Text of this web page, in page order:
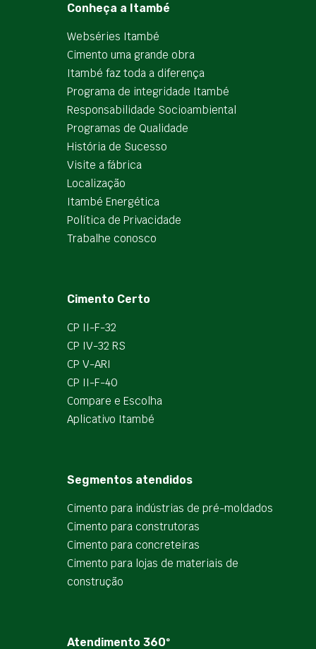
Conheça a Itambé
Webséries Itambé
Cimento uma grande obra
Itambé faz toda a diferença
Programa de integridade Itambé
Responsabilidade Socioambiental
Programas de Qualidade
História de Sucesso
Visite a fábrica
Localização
Itambé Energética
Política de Privacidade
Trabalhe conosco
Cimento Certo
CP II-F-32
CP IV-32 RS
CP V-ARI
CP II-F-40
Compare e Escolha
Aplicativo Itambé
Segmentos atendidos
Cimento para indústrias de pré-moldados
Cimento para construtoras
Cimento para concreteiras
Cimento para lojas de materiais de
construção
Atendimento 360º